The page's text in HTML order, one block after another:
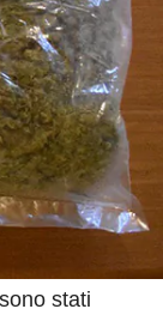
stati